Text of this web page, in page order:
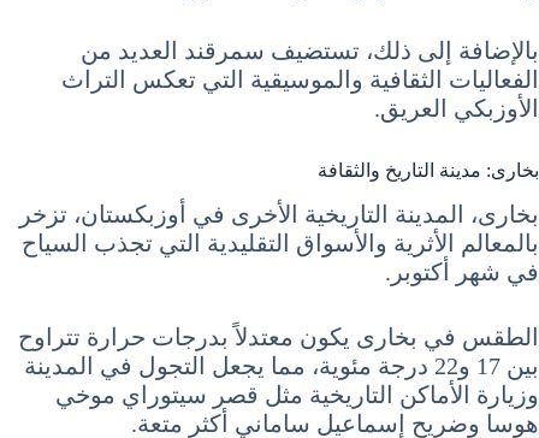
بالإضافة إلى ذلك، تستضيف سمرقند العديد من
الفعاليات الثقافية والموسيقية التي تعكس التراث
الأوزبكي العريق.
بخارى: مدينة التاريخ والثقافة
بخارى، المدينة التاريخية الأخرى في أوزبكستان، تزخر
بالمعالم الأثرية والأسواق التقليدية التي تجذب السياح
في شهر أكتوبر.
الطقس في بخارى يكون معتدلاً بدرجات حرارة تتراوح
بين 17 و22 درجة مئوية، مما يجعل التجول في المدينة
وزيارة الأماكن التاريخية مثل قصر سيتوراي موخي
هوسا وضريح إسماعيل ساماني أكثر متعة.